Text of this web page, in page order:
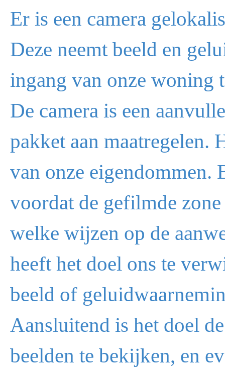
Er is een camera
Deze neemt beeld en
ingang van onze woning
De camera is een
pakket aan maatregelen.
van onze
voordat de gefilmde
welke wijzen op de
heeft het doel ons te
beeld of
Aansluitend is het doel
beelden te bekijken, en